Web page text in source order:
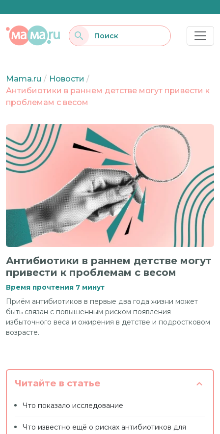
Mama.ru / Новости /
Антибиотики в раннем детстве могут привести к
проблемам с весом
Антибиотики в раннем детстве могут
привести к проблемам с весом
Время прочтения 7 минут
Приём антибиотиков в первые два года жизни может
быть связан с повышенным риском появления
избыточного веса и ожирения в детстве и подростковом
возрасте.
Читайте в статье
Что показало исследование
Что известно ещё о рисках антибиотиков для